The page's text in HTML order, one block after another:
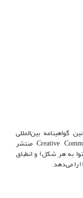
گواهینامه بین‌المللی
Creative Commons Attribution 4.0 International License منتشر
به هر شکل) و انطباق
را می‌دهد.